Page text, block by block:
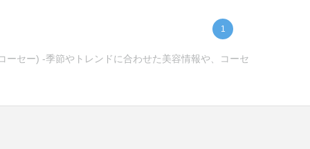
1
セー) -季節やトレンドに合わせた美容情報や、コーセ